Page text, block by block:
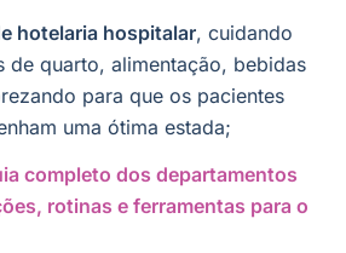
hotelaria hospitalar, cuidando
de quarto, alimentação, bebidas
para que os pacientes
uma ótima estada;
completo dos departamentos
rotinas e ferramentas para o